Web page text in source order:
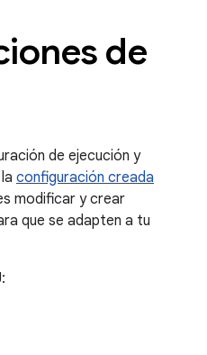
de
de ejecución y
configuración creada
modificar y crear
que se adapten a tu